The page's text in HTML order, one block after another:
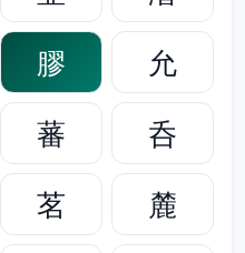
膠
允
蕃
呑
茗
麓